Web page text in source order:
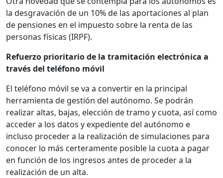
la desgravación de un 10% de las aportaciones al plan
de pensiones en el impuesto sobre la renta de las
personas físicas (IRPF).
Refuerzo prioritario de la tramitación electró­nica a
través del teléfono móvil
El teléfono móvil se va a convertir en la prin­cipal
herramienta de gestión del autónomo. Se podrán
realizar altas, bajas, elección de tramo y cuota, así como
acceder a los datos y expediente del autónomo e
incluso proceder a la realización de simulaciones para
conocer lo más certeramente posible la cuota a pagar
en función de los ingresos antes de proceder a la
realización de un alta.